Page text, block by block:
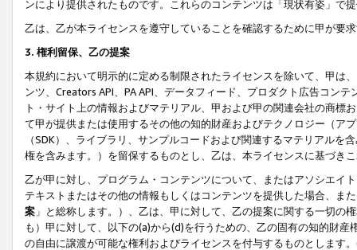
ンにより提供されたものです。これらのコンテンツは「現状有姿」で
乙は、乙が本ライセンスを遵守していることを確認するために甲が要
3. 権利留保、乙の提案
本規約において明示的に定める制限されたライセンスを除いて、甲は
ンツ、Creators API、PA API、データフィード、プロダクト広告コン
ト・サイト上の情報およびマテリアル、甲および甲の関連会社の商
て甲が提供または使用するその他の知的財産およびテクノロジー（ア
（SDK）、ライブラリ、サンプルコードおよび関連するマテリアル
権を含みます。）を留保するものとし、乙は、本ライセンスに基づき
乙が甲に対し、プログラム・コンテンツについて、またはアソシエイ
テキストまたはその他の情報もしくはコンテンツを提供した場合、ま
案 」と総称します。）、乙は、甲に対して、乙の提案に関する一切
も）甲に対して、以下の(a)から(d)を行うための、乙の固有の知的財
の自由に譲渡が可能な権利およびライセンスを付与するものとします